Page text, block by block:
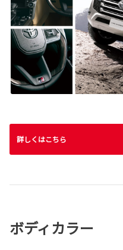
詳しくはこちら
ボディカラー